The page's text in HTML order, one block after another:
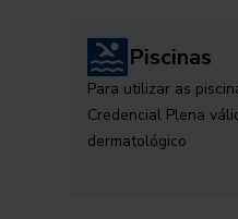
Piscinas
Para utilizar as
Credencial Plena
dermatológico